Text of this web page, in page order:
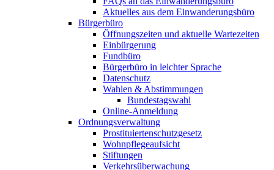
Aktuelles aus dem Einwanderungsbüro
Bürgerbüro
Öffnungszeiten und aktuelle Wartezeiten
Einbürgerung
Fundbüro
Bürgerbüro in leichter Sprache
Datenschutz
Wahlen & Abstimmungen
Bundestagswahl
Online-Anmeldung
Ordnungsverwaltung
Prostituiertenschutzgesetz
Wohnpflegeaufsicht
Stiftungen
Verkehrsüberwachung